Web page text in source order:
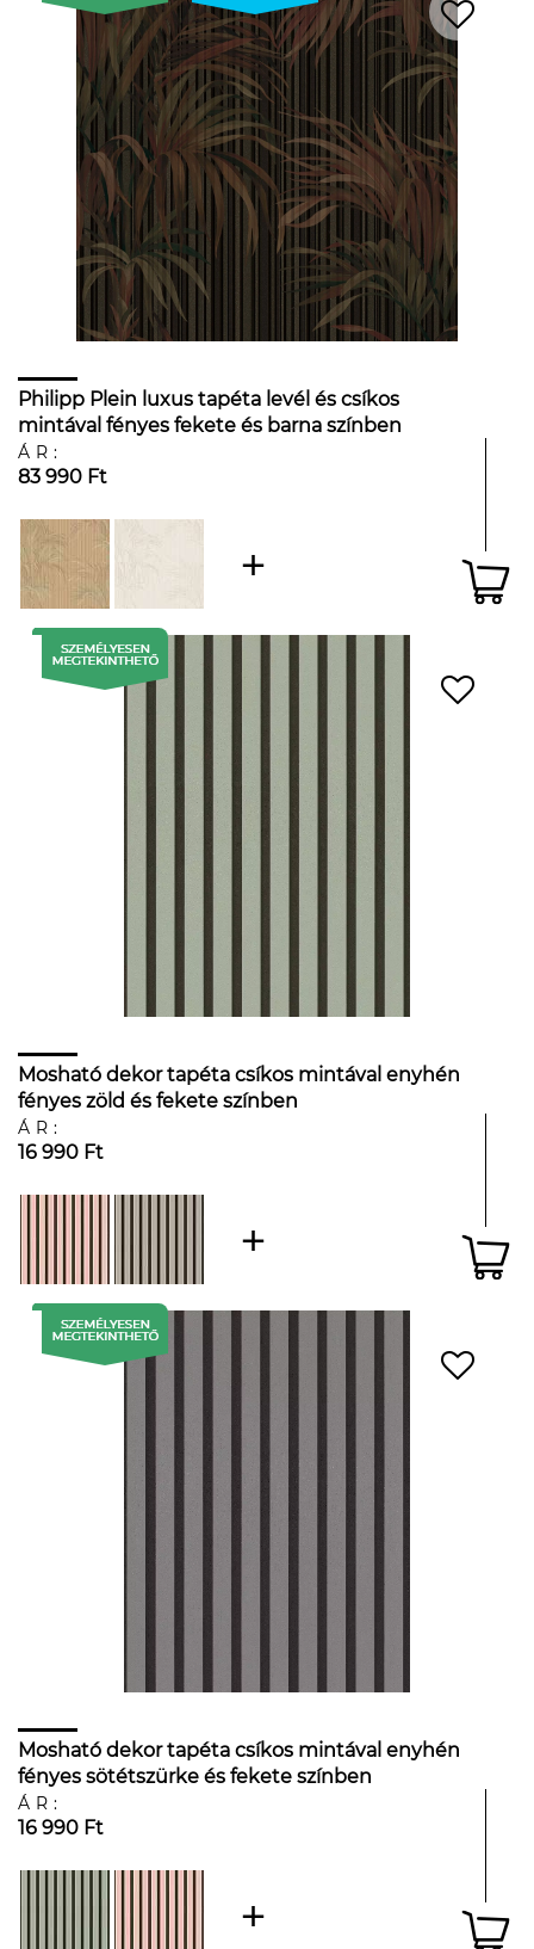
Philipp Plein luxus tapéta levél és csíkos
mintával fényes fekete és barna színben
ÁR:
83 990 Ft
Mosható dekor tapéta csíkos mintával enyhén
fényes zöld és fekete színben
ÁR:
16 990 Ft
Mosható dekor tapéta csíkos mintával enyhén
fényes sötétszürke és fekete színben
ÁR:
16 990 Ft